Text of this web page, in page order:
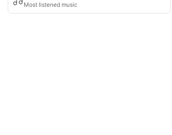
Most listened music